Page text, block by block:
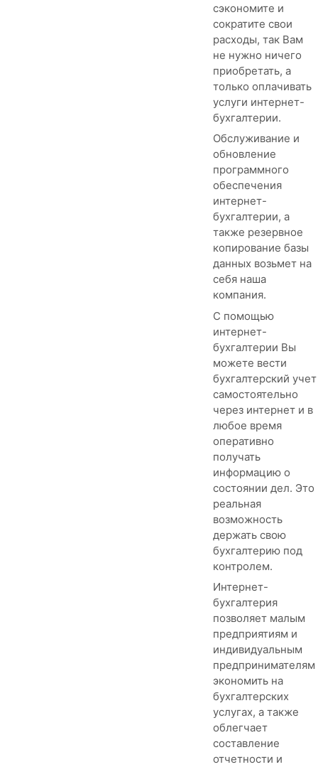
сэкономите и
сократите свои
расходы, так Вам
не нужно ничего
приобретать, а
только оплачивать
услуги интернет-
бухгалтерии.
Обслуживание и
обновление
программного
обеспечения
интернет-
бухгалтерии, а
также резервное
копирование базы
данных возьмет на
себя наша
компания.
С помощью
интернет-
бухгалтерии Вы
можете вести
бухгалтерский учет
самостоятельно
через интернет и в
любое время
оперативно
получать
информацию о
состоянии дел. Это
реальная
возможность
держать свою
бухгалтерию под
контролем.
Интернет-
бухгалтерия
позволяет малым
предприятиям и
индивидуальным
предпринимателям
экономить на
бухгалтерских
услугах, а также
облегчает
составление
отчетности и